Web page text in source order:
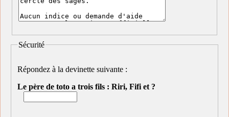
Sécurité
Répondez à la devinette suivante :
Le père de toto a trois fils : Riri, Fifi et ?